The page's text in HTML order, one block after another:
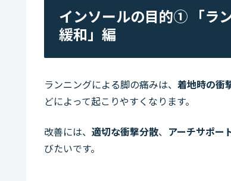
インソールの目的① 「ラ
緩和」編
ランニングによる脚の痛みは、 着地時の衝
どによって起こりやすくなります。
改善には、 適切な衝撃分散、 アーチサポー
びたいです。